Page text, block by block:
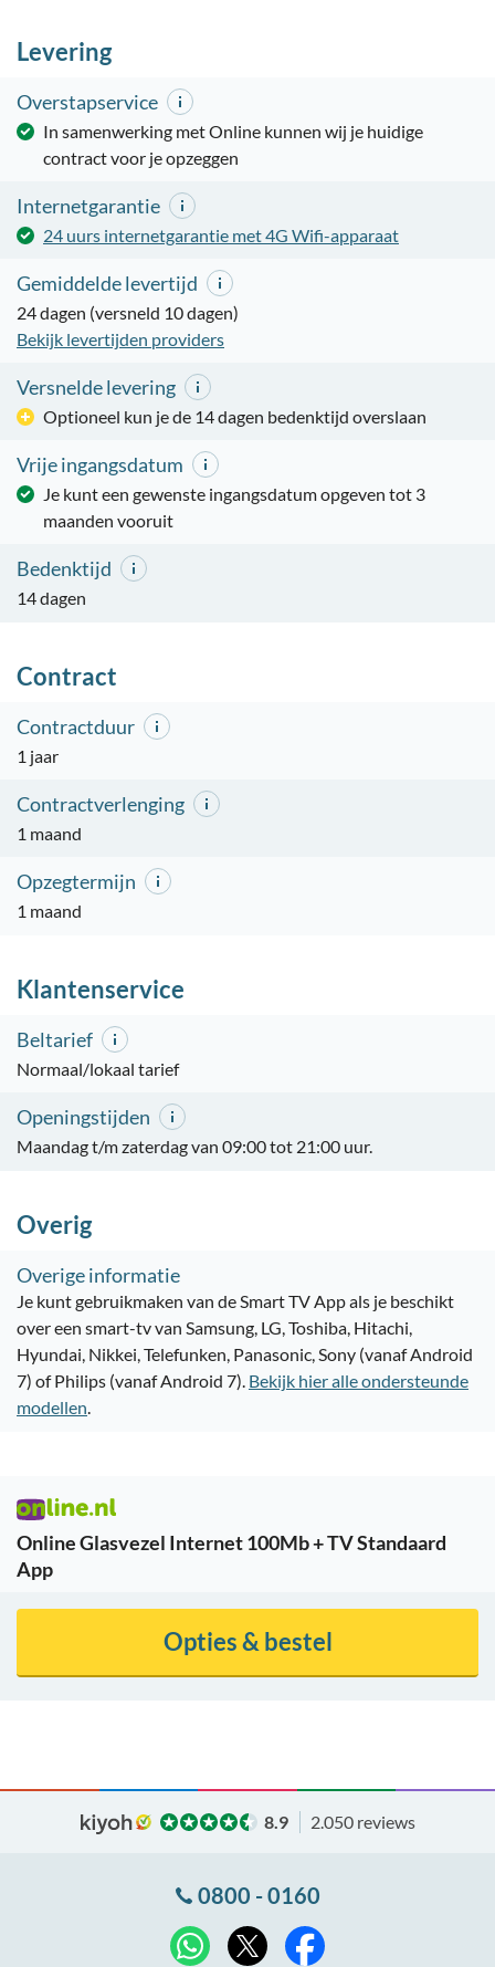
Levering
Overstapservice
In samenwerking met Online kunnen wij je huidige
contract voor je opzeggen
Internetgarantie
24 uurs internetgarantie met 4G Wifi-apparaat
Gemiddelde levertijd
24 dagen (versneld 10 dagen)
Bekijk levertijden providers
Versnelde levering
Optioneel kun je de 14 dagen bedenktijd overslaan
Vrije ingangsdatum
Je kunt een gewenste ingangsdatum opgeven tot 3
maanden vooruit
Bedenktijd
14 dagen
Contract
Contractduur
1 jaar
Contractverlenging
1 maand
Opzegtermijn
1 maand
Klantenservice
Beltarief
Normaal/lokaal tarief
Openingstijden
Maandag t/m zaterdag van 09:00 tot 21:00 uur.
Overig
Overige informatie
Je kunt gebruikmaken van de Smart TV App als je beschikt
over een smart-tv van Samsung, LG, Toshiba, Hitachi,
Hyundai, Nikkei, Telefunken, Panasonic, Sony (vanaf Android
7) of Philips (vanaf Android 7). Bekijk hier alle ondersteunde
modellen.
Online Glasvezel Internet 100Mb + TV Standaard
App
Opties & bestel
8.9 2.050 reviews
0800 - 0160